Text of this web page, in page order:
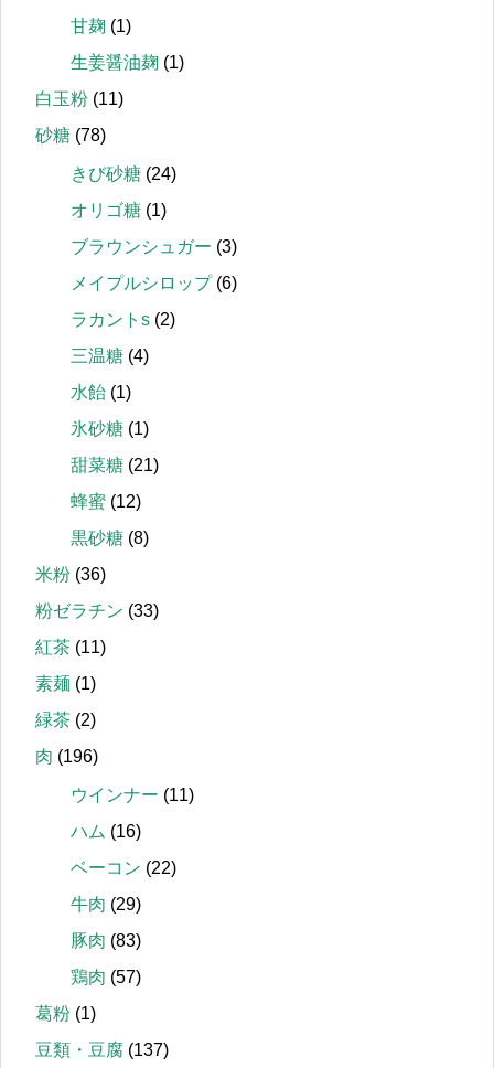
甘麹 (1)
生姜醤油麹 (1)
白玉粉 (11)
砂糖 (78)
きび砂糖 (24)
オリゴ糖 (1)
ブラウンシュガー (3)
メイプルシロップ(6)
ラカントs (2)
三温糖 (4)
水飴 (1)
氷砂糖 (1)
甜菜糖 (21)
蜂蜜 (12)
黒砂糖 (8)
米粉 (36)
粉ゼラチン (33)
紅茶 (11)
素麺 (1)
緑茶 (2)
肉 (196)
ウインナー (11)
ハム (16)
ベーコン (22)
牛肉 (29)
豚肉 (83)
鶏肉 (57)
葛粉 (1)
豆類・豆腐 (137)